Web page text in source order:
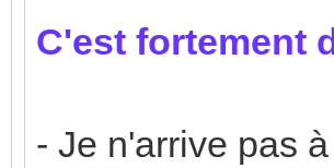
C'est fortement
- Je n'arrive pas